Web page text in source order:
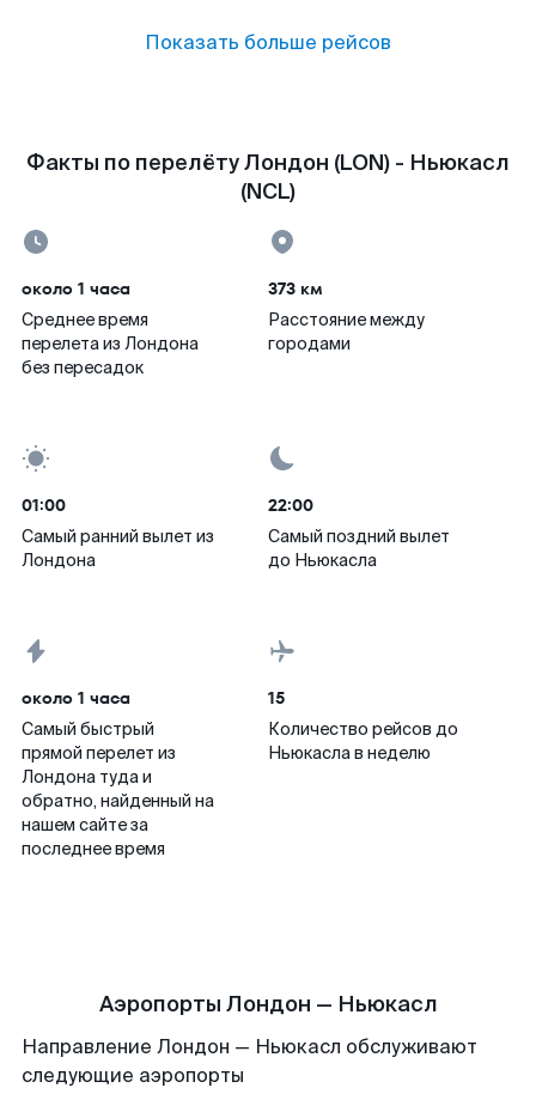
Показать больше рейсов
Факты по перелёту Лондон (LON) - Ньюкасл
(NCL)
около 1 часа
Среднее время
перелета из Лондона
без пересадок
373 км
Расстояние между
городами
01:00
Самый ранний вылет из
Лондона
22:00
Самый поздний вылет
до Ньюкасла
около 1 часа
Самый быстрый
прямой перелет из
Лондона туда и
обратно, найденный на
нашем сайте за
последнее время
15
Количество рейсов до
Ньюкасла в неделю
Аэропорты Лондон — Ньюкасл
Направление Лондон — Ньюкасл обслуживают
следующие аэропорты